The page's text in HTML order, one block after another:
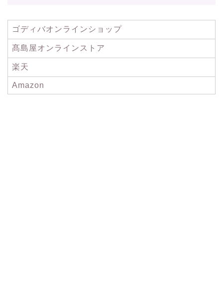
ゴディバオンラインショップ
髙島屋オンラインストア
楽天
Amazon